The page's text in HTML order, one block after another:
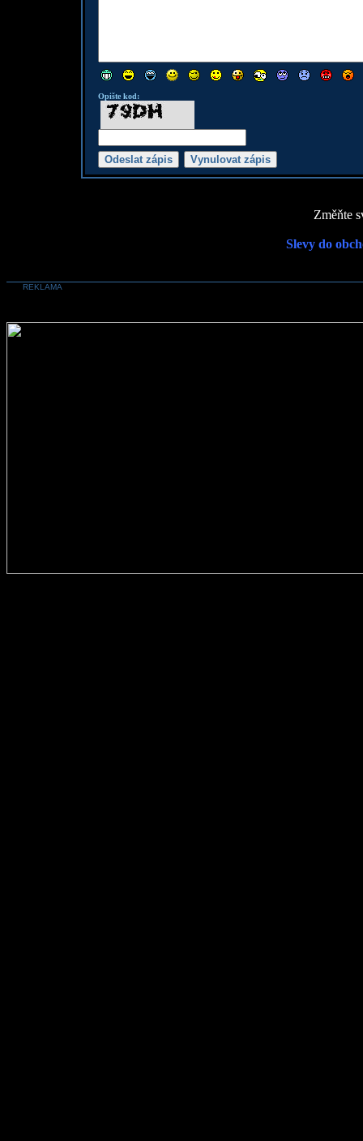
Opište kod:
Změňte
Slevy do
REKLAMA